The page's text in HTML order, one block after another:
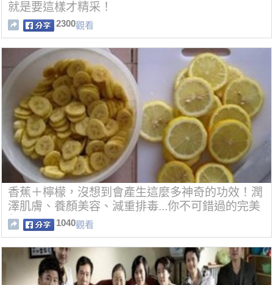
就是要這樣才精采！
2300觀看
香蕉＋檸檬，沒想到會產生這麼多神奇的功效！潤
澤肌膚、養顏美容、減重排毒...你不可錯過的完美
組合！
1040觀看